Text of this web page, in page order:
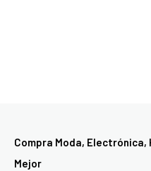
Compra Moda, Electrónica,
Mejor